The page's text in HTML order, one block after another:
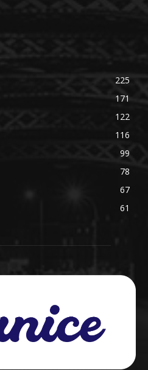
225
171
122
116
99
78
67
61